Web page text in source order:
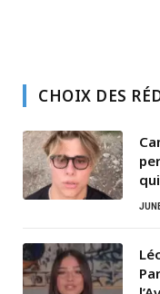
CHOIX DES